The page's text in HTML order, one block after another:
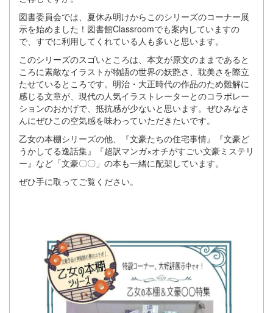
図書委員会では、夏休み明けからこのシリーズのコーナー展
示を始めました！図書館Classroomでも案内していますの
で、すでに利用してくれている人も多いと思います。
このシリーズのスゴいところは、本文が原文のままであると
ころに素敵なイラストが物語の世界の妖艶さ、耽美さを際立
たせているところです。明治・大正時代の作品のため難解に
感じる文章が、現代の人気イラストレーターとのコラボレー
ションのおかげで、抵抗感が少ないと思います。ぜひみなさ
んにぜひこの空気感を味わっていただきたいです。
乙女の本棚シリーズの他、『文豪たちの住宅事情』『文豪ど
うかしてる逸話集』『超訳マンガ×オチがすごい文豪ミステリ
ー』など「文豪〇〇」の本も一緒に配架しています。
ぜひ手に取ってご覧ください。